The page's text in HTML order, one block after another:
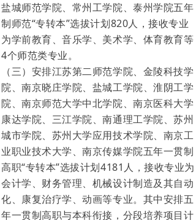
盐城师范学院、常州工学院、泰州学院五年
制师范“专转本”选拔计划820人，接收专业
为学前教育、音乐学、美术学、体育教育等
4个师范类专业。
（三）安排江苏第二师范学院、金陵科技学
院、南京晓庄学院、盐城工学院、淮阴工学
院、南京师范大学中北学院、南京医科大学
康达学院、三江学院、南通理工学院、苏州
城市学院、苏州大学应用技术学院、南京工
业职业技术大学、南京传媒学院五年一贯制
高职“专转本”选拔计划4181人，接收专业为
会计学、财务管理、机械设计制造及其自动
化、康复治疗学、动画等专业。其中安排五
年一贯制高职与本科衔接，分段培养项目计